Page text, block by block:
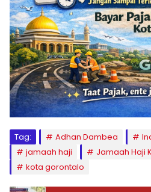
Tag: Adhan Dambea
jamaah haji
Jamaah Haji
kota gorontalo